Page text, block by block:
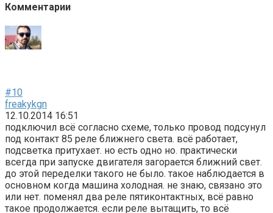
Комментарии
#10
freakykgn
12.10.2014 16:51
подключил всё согласно схеме, только провод подсунул
под контакт 85 реле ближнего света. всё работает,
подсветка притухает. но есть одно но. практически
всегда при запуске двигателя загорается ближний свет.
до этой переделки такого не было. такое наблюдается в
основном когда машина холодная. не знаю, связано это
или нет. поменял два реле пятиконтактных, всё равно
такое продолжается. если реле вытащить, то всё